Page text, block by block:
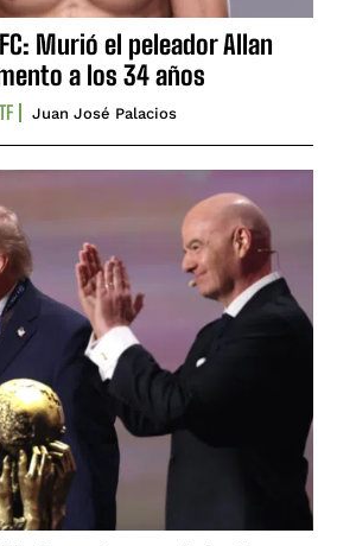
Murió el peleador Allan
a los 34 años
Juan José Palacios